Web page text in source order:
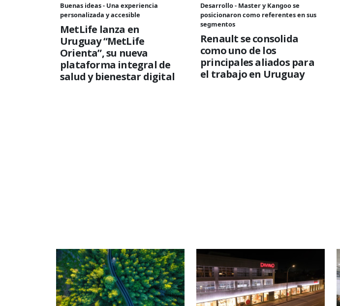
Buenas ideas - Una experiencia
personalizada y accesible
MetLife lanza en
Uruguay “MetLife
Orienta”, su nueva
plataforma integral de
salud y bienestar digital
Desarrollo - Master y Kangoo se
posicionaron como referentes en sus
segmentos
Renault se consolida
como uno de los
principales aliados para
el trabajo en Uruguay